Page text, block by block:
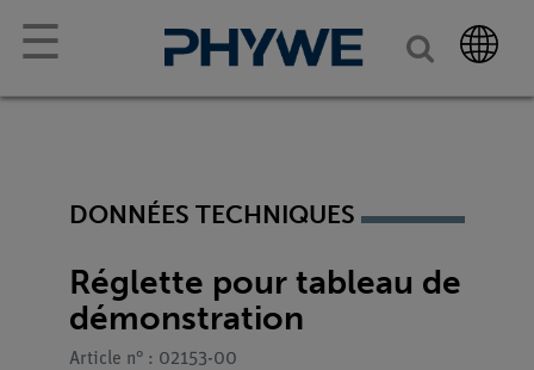
☰
DONNÉES TECHNIQUES
Réglette pour tableau de
démonstration
Article n° : 02153-00